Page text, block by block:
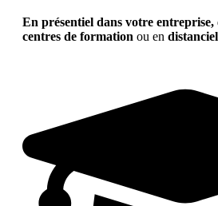
En présentiel dans votre entreprise,
centres de formation ou en